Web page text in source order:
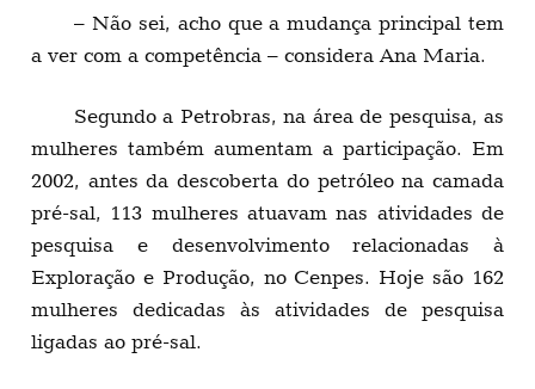
– Não sei, acho que a mudança principal tem
a ver com a competência – considera Ana Maria.
Segundo a Petrobras, na área de pesquisa, as
mulheres também aumentam a participação. Em
2002, antes da descoberta do petróleo na camada
pré-sal, 113 mulheres atuavam nas atividades de
pesquisa e desenvolvimento relacionadas à
Exploração e Produção, no Cenpes. Hoje são 162
mulheres dedicadas às atividades de pesquisa
ligadas ao pré-sal.